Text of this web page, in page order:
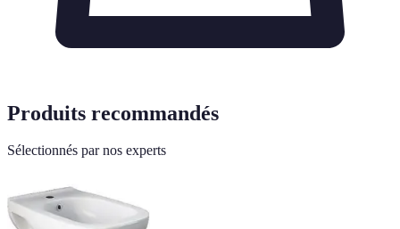
Produits recommandés
Sélectionnés par nos experts